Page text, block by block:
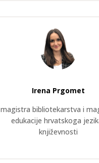
Irena Prgomet
magistra bibliotekarstva i
edukacije hrvatskoga
književnosti